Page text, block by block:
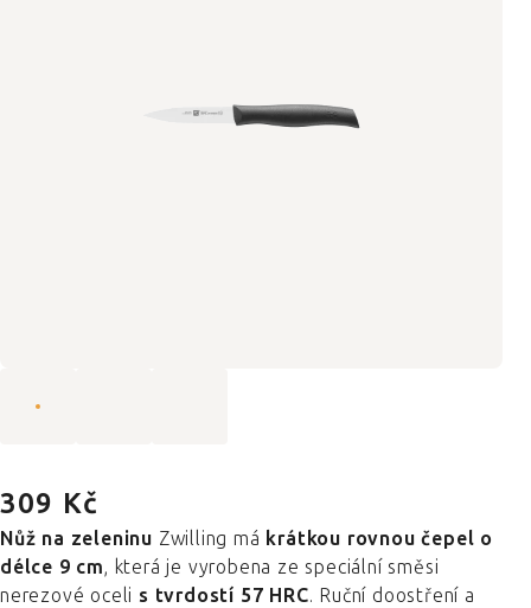
309 Kč
Nůž na zeleninu Zwilling má krátkou rovnou čepel o
délce 9 cm, která je vyrobena ze speciální směsi
nerezové oceli s tvrdostí 57 HRC. Ruční doostření a